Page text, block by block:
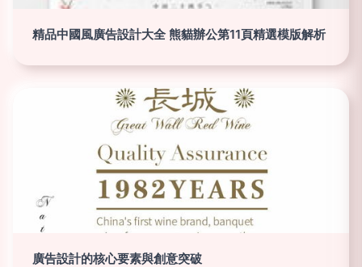
精品中國風廣告設計大全 熊貓辦公第11頁精選模版解析
廣告設計的核心要素與創意突破